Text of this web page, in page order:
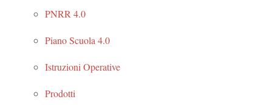
PNRR 4.0
Piano Scuola 4.0
Istruzioni Operative
Prodotti